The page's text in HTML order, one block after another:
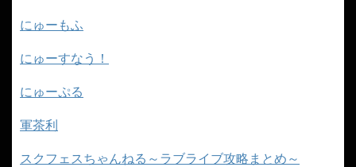
にゅーもふ
にゅーすなう！
にゅーぷる
軍茶利
スクフェスちゃんねる～ラブライブ攻略まとめ～